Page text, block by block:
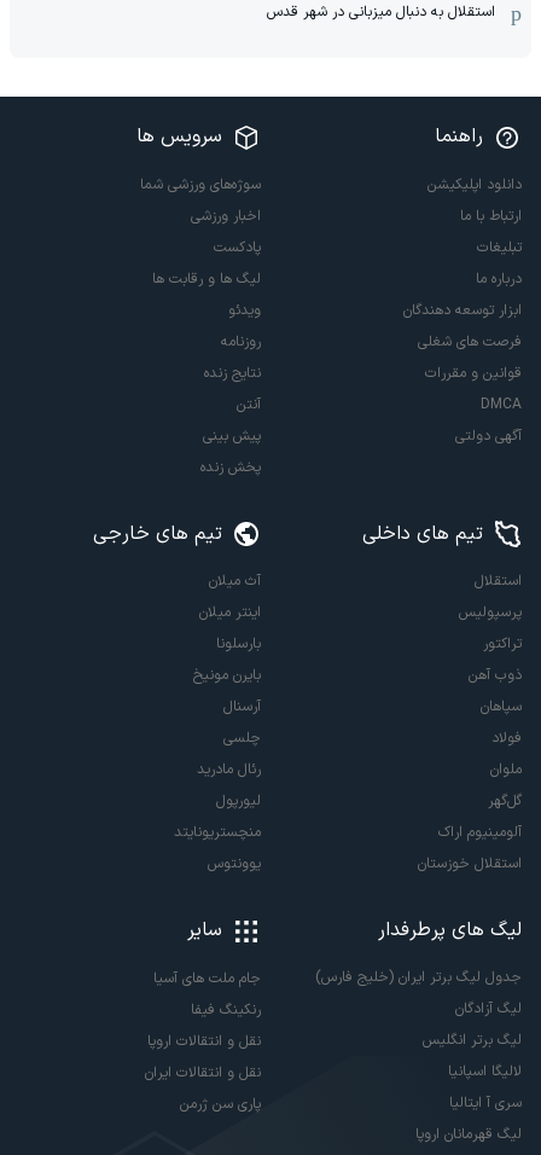
استقلال به دنبال میزبانی در شهر قدس
راهنما
دانلود اپلیکیشن
ارتباط با ما
تبلیغات
درباره ما
ابزار توسعه دهندگان
فرصت های شغلی
قوانین و مقررات
DMCA
آگهی دولتی
سرویس ها
سوژه‌های ورزشی شما
اخبار ورزشی
پادکست
لیگ ها و رقابت ها
ویدئو
روزنامه
نتایج زنده
آنتن
پیش بینی
پخش زنده
تیم های داخلی
استقلال
پرسپولیس
تراکتور
ذوب آهن
سپاهان
فولاد
ملوان
گل‌گهر
آلومینیوم اراک
استقلال خوزستان
تیم های خارجی
آث میلان
اینتر میلان
بارسلونا
بایرن مونیخ
آرسنال
چلسی
رئال مادرید
لیورپول
منچستریونایتد
یوونتوس
لیگ های پرطرفدار
جدول لیگ برتر ایران (خلیج فارس)
لیگ آزادگان
لیگ برتر انگلیس
لالیگا اسپانیا
سری آ ایتالیا
لیگ قهرمانان اروپا
سایر
جام ملت های آسیا
رنکینگ فیفا
نقل و انتقالات اروپا
نقل و انتقالات ایران
پاری سن ژرمن